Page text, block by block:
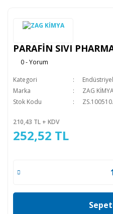
PARAFİN SIVI
0 - Yorum
Kategori
Marka
ZAG
Stok Kodu
210,43 TL + KDV
252,52 TL